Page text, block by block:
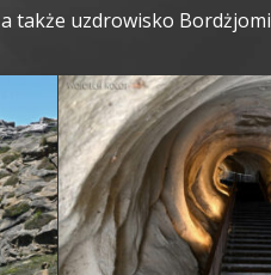
a także uzdrowisko Bordżjomi